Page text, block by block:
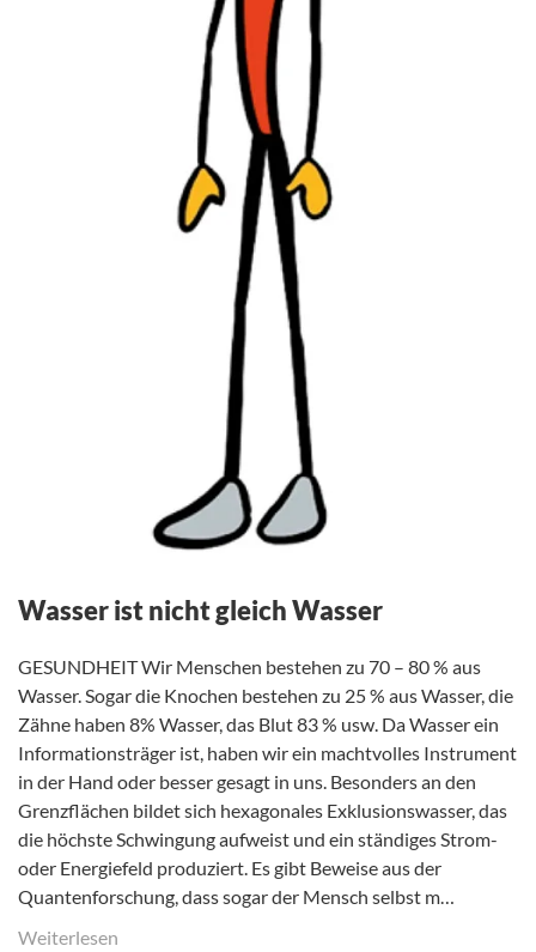
Wasser ist nicht gleich Wasser
GESUNDHEIT Wir Menschen bestehen zu 70 – 80 % aus
Wasser. Sogar die Knochen bestehen zu 25 % aus Wasser, die
Zähne haben 8% Wasser, das Blut 83 % usw. Da Wasser ein
Informationsträger ist, haben wir ein machtvolles Instrument
in der Hand oder besser gesagt in uns. Besonders an den
Grenzflächen bildet sich hexagonales Exklusionswasser, das
die höchste Schwingung aufweist und ein ständiges Strom-
oder Energiefeld produziert. Es gibt Beweise aus der
Quantenforschung, dass sogar der Mensch selbst m…
Weiterlesen